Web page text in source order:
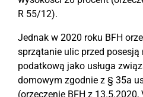
R 55/12).
Jednak w 2020 roku BFH
sprzątanie ulic przed posesją
podatkową jako usługa
domowym zgodnie z § 35a
(orzeczenie BFH z 13.5.2020,